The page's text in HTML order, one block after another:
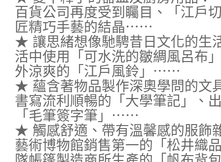
百貨公司再度受到矚目、「江戶
匠精巧手藝的結晶⋯⋯
★ 讓思緒想像馳騁昔日文化的生
活中使用「可水洗的皺綢風呂布
外涼爽的「江戶風鈴」⋯⋯
★ 蘊含著物品製作深奧學問的文
書寫流利順暢的「大學筆記」、
「毛筆簽字筆」⋯⋯
★ 觸感舒適、帶有溫馨感的服飾
藝術博物館銷售第一的「松井織